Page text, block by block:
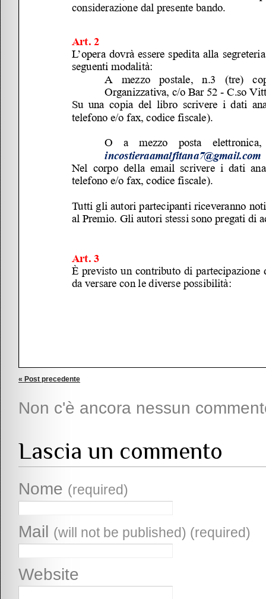
« Post precedente
Non c'è ancora nessun
Lascia un commento
Nome (required)
Mail (will not be published) (required)
Website